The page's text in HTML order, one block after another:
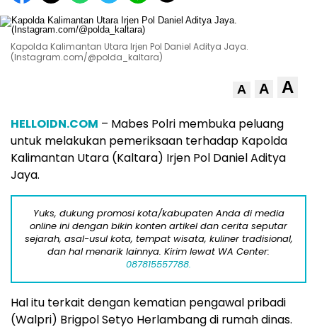
Kapolda Kalimantan Utara Irjen Pol Daniel Aditya Jaya.
(Instagram.com/@polda_kaltara)
A A A
HELLOIDN.COM – Mabes Polri membuka peluang
untuk melakukan pemeriksaan terhadap Kapolda
Kalimantan Utara (Kaltara) Irjen Pol Daniel Aditya
Jaya.
Yuks, dukung promosi kota/kabupaten Anda di media
online ini dengan bikin konten artikel dan cerita seputar
sejarah, asal-usul kota, tempat wisata, kuliner tradisional,
dan hal menarik lainnya. Kirim lewat WA Center:
087815557788.
Hal itu terkait dengan kematian pengawal pribadi
(Walpri) Brigpol Setyo Herlambang di rumah dinas.